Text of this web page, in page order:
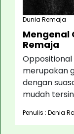
Dunia Remaja
Mengenal
Remaja
merupakan
dengan
mudah
Penulis : Denia